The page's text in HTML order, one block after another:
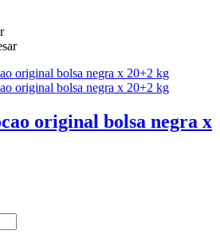
original bolsa negra x